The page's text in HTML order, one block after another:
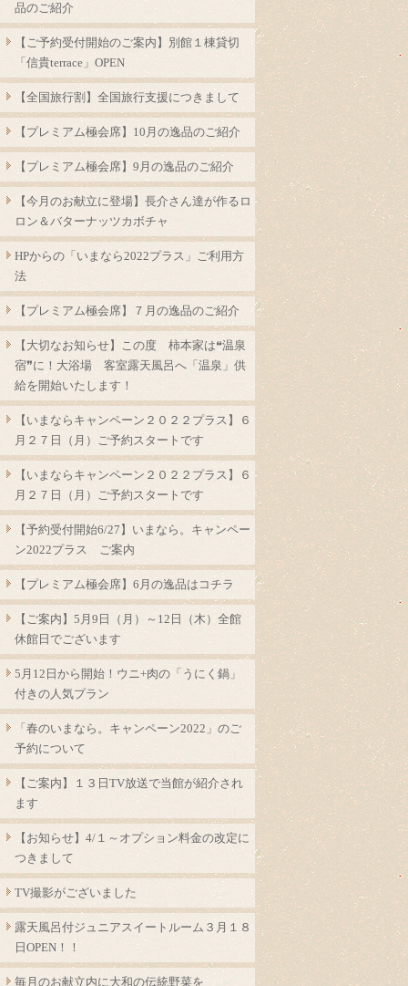
品のご紹介
【ご予約受付開始のご案内】別館１棟貸切
「信貴terrace」OPEN
【全国旅行割】全国旅行支援につきまして
【プレミアム極会席】10月の逸品のご紹介
【プレミアム極会席】9月の逸品のご紹介
【今月のお献立に登場】長介さん達が作るロ
ロン＆バターナッツカボチャ
HPからの「いまなら2022プラス」ご利用方
法
【プレミアム極会席】７月の逸品のご紹介
【大切なお知らせ】この度 柿本家は❝温泉
宿❞に！大浴場 客室露天風呂へ「温泉」供
給を開始いたします！
【いまならキャンペーン２０２２プラス】６
月２７日（月）ご予約スタートです
【いまならキャンペーン２０２２プラス】６
月２７日（月）ご予約スタートです
【予約受付開始6/27】いまなら。キャンペー
ン2022プラス ご案内
【プレミアム極会席】6月の逸品はコチラ
【ご案内】5月9日（月）～12日（木）全館
休館日でございます
5月12日から開始！ウニ+肉の「うにく鍋」
付きの人気プラン
「春のいまなら。キャンペーン2022」のご
予約について
【ご案内】１３日TV放送で当館が紹介され
ます
【お知らせ】4/１～オプション料金の改定に
つきまして
TV撮影がございました
露天風呂付ジュニアスイートルーム３月１８
日OPEN！！
毎月のお献立内に大和の伝統野菜を